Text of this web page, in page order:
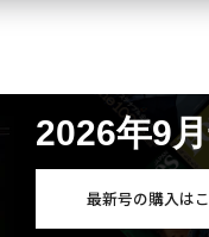
2026年9
最新号の購入は